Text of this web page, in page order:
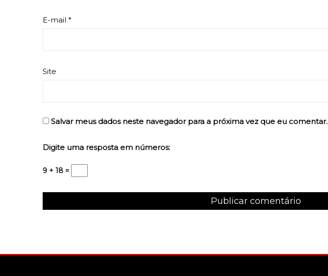
E-mail *
Site
Salvar meus dados neste navegador para a próxima vez que eu comentar.
Digite uma resposta em números:
9 + 18 =